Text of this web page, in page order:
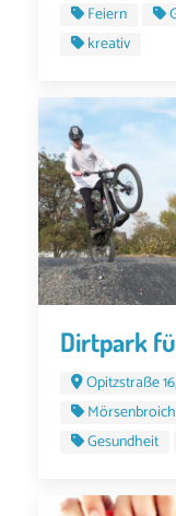
Feiern
kreativ
Dirtpark
Opitzstraße
Mörsenbroich
Gesundheit